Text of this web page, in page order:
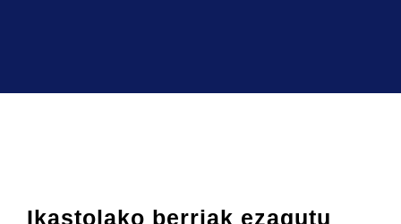
Ikastolako berriak ezagutu